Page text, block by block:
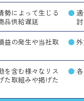
勢によって生じる
品供給遅延
討
益の発生や当社取
を含む様々なリス
た取組みや掲げた